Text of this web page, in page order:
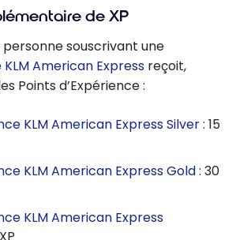
de XP
souscrivant une
American Express reçoit,
Points d’Expérience :
KLM American Express Silver: 15
KLM American Express Gold: 30
KLM American Express